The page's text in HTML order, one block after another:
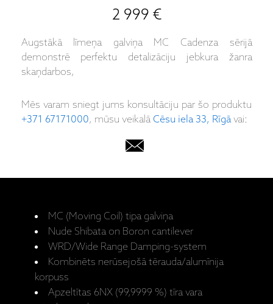
2 999 €
Augstākā līmeņa galviņa MC Cadenza sērijā
demonstrē perfektu detalizāciju jebkura žanra
skaņdarbos,
Mēs varam sniegt jums konsultāciju par šo produktu
+371 67171000, mūsu veikalāCēsu iela 33, Rīgāvai:
MC (Moving Coil) tipa galviņa
Nude Shibata on Boron cantilever
WRD/Wide Range Damping-system
Kombinēts nerūsejošā tērauda/alumīnija
korpuss
Apzeltītas 6NX (99,9999 %) tīra vara